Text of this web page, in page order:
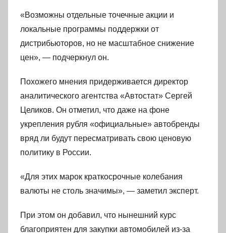
«Возможны отдельные точечные акции и
локальные программы поддержки от
дистрибьюторов, но не масштабное снижение
цен», — подчеркнул он.
Похожего мнения придерживается директор
аналитического агентства «Автостат» Сергей
Целиков. Он отметил, что даже на фоне
укрепления рубля «официальные» автобренды
вряд ли будут пересматривать свою ценовую
политику в России.
«Для этих марок краткосрочные колебания
валюты не столь значимы», — заметил эксперт.
При этом он добавил, что нынешний курс
благоприятен для закупки автомобилей из-за